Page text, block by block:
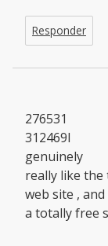
Responder
276531
312469I
genuinely
really like the
web site ,
a totally free